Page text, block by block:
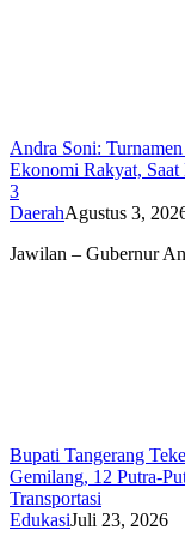
Andra Soni:
Ekonomi Rakyat,
3
DaerahAgustus 3,
Jawilan – Gubernur
Bupati Tangerang
Gemilang, 12 Putra-
Transportasi
EdukasiJuli 23, 2026